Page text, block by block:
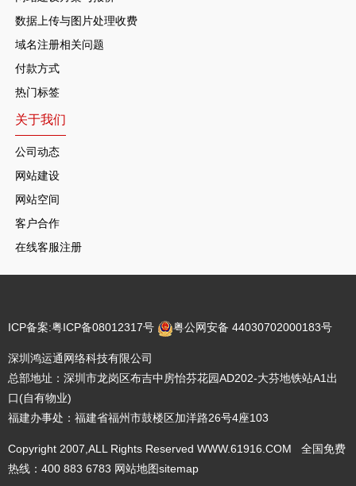
数据上传与图片处理收费
域名注册相关问题
付款方式
热门标签
关于我们
公司动态
网站建设
网站空间
客户合作
在线客服注册
ICP备案:粤ICP备08012317号 粤公网安备 44030702000183号
深圳鸿运通网络科技有限公司
总部地址：深圳市龙岗区布吉中房怡芬花园AD202-大芬地铁站A1出
口(自有物业)
福建办事处：福建省福州市鼓楼区加洋路26号4座103
Copyright 2007,ALL Rights Reserved WWW.61916.COM 全国免费
热线：400 883 6783 网站地图sitemap